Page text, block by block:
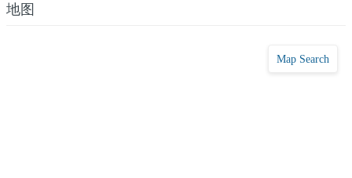
地图
Map Search